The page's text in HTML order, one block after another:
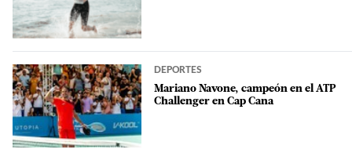
DEPORTES
Mariano Navone, campeón en el ATP
Challenger en Cap Cana